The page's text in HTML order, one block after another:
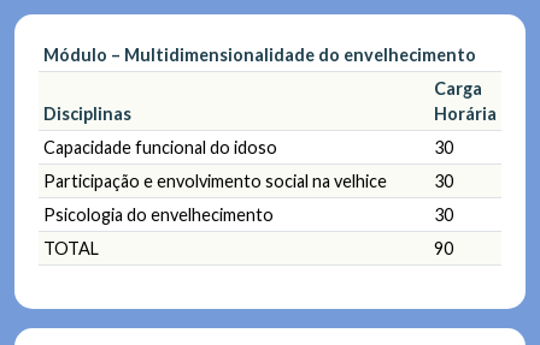
Módulo – Multidimensionalidade do envelhecimento
Disciplinas
Carga
Horária
Capacidade funcional do idoso
30
Participação e envolvimento social na velhice
30
Psicologia do envelhecimento
30
TOTAL
90